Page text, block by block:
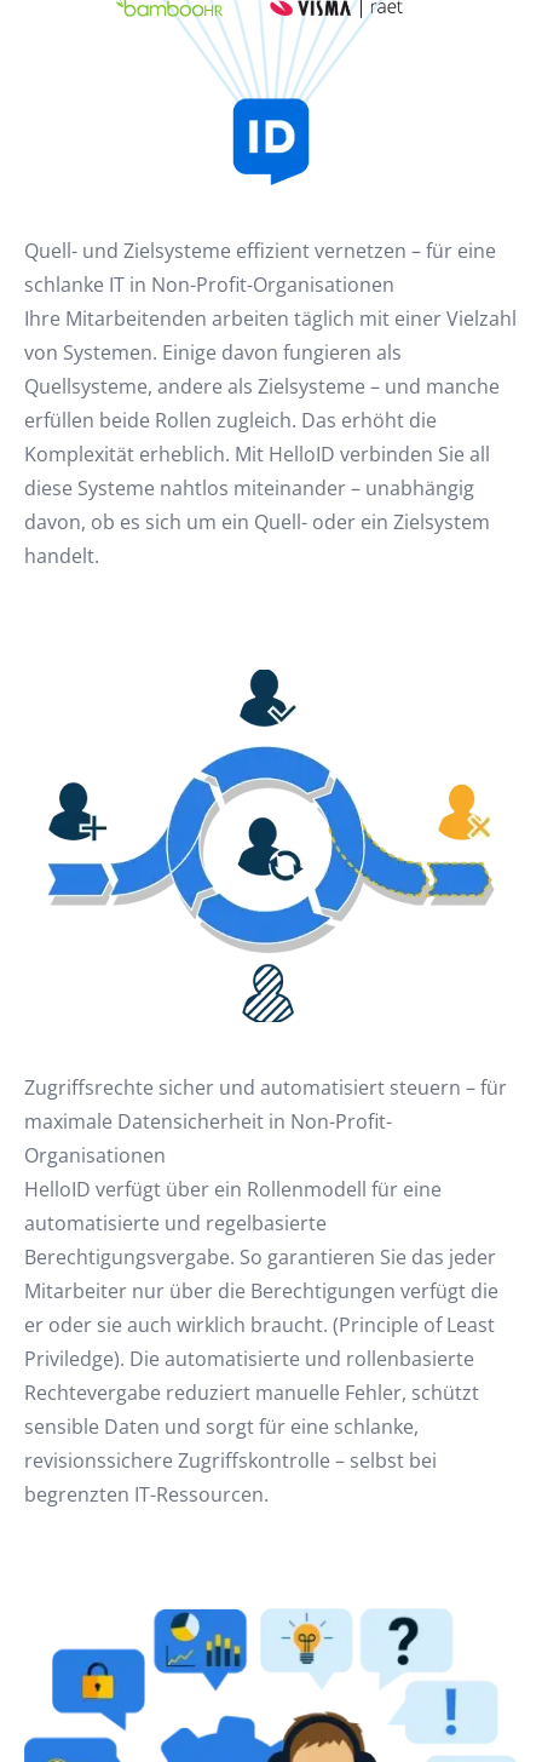
Quell- und Zielsysteme effizient vernetzen – für eine
schlanke IT in Non-Profit-Organisationen
Ihre Mitarbeitenden arbeiten täglich mit einer Vielzahl
von Systemen. Einige davon fungieren als
Quellsysteme, andere als Zielsysteme – und manche
erfüllen beide Rollen zugleich. Das erhöht die
Komplexität erheblich. Mit HelloID verbinden Sie all
diese Systeme nahtlos miteinander – unabhängig
davon, ob es sich um ein Quell- oder ein Zielsystem
handelt.
Zugriffsrechte sicher und automatisiert steuern – für
maximale Datensicherheit in Non-Profit-
Organisationen
HelloID verfügt über ein Rollenmodell für eine
automatisierte und regelbasierte
Berechtigungsvergabe. So garantieren Sie das jeder
Mitarbeiter nur über die Berechtigungen verfügt die
er oder sie auch wirklich braucht. (Principle of Least
Priviledge). Die automatisierte und rollenbasierte
Rechtevergabe reduziert manuelle Fehler, schützt
sensible Daten und sorgt für eine schlanke,
revisionssichere Zugriffskontrolle – selbst bei
begrenzten IT-Ressourcen.